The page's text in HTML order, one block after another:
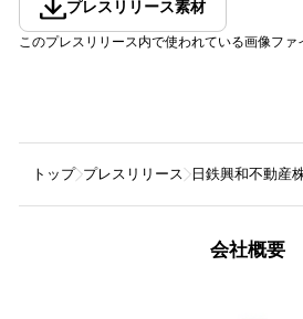
プレスリリース素材
このプレスリリース内で使われている画像フ
トップ プレスリリース 日鉄興和不動産
会社概要